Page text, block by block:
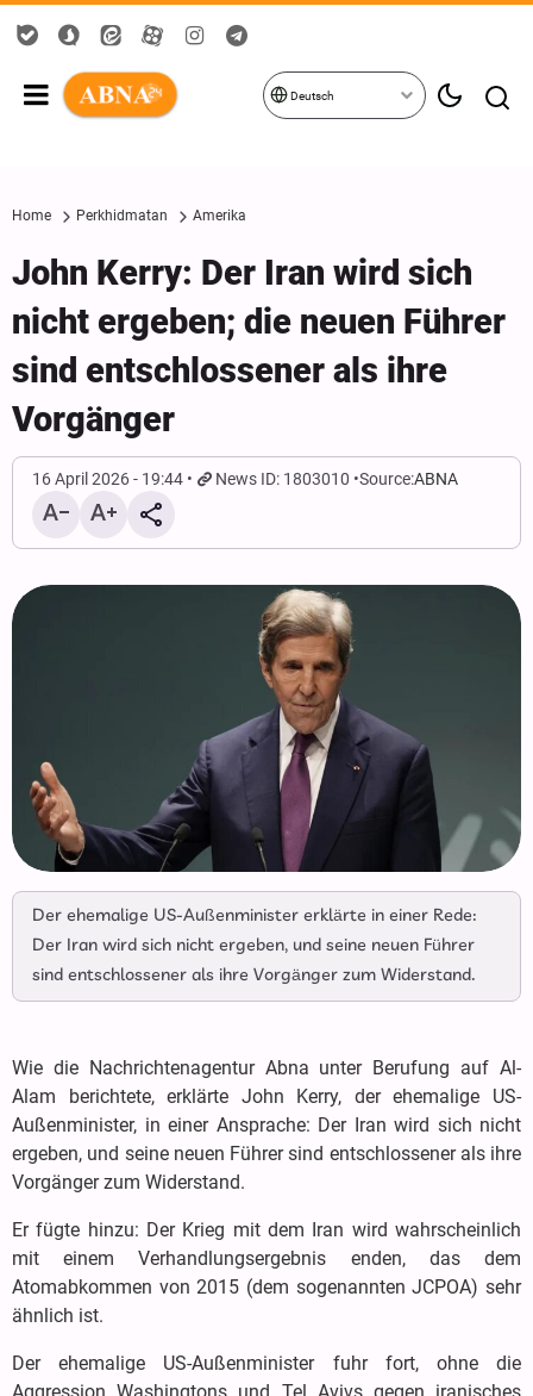
Deutsch
Home Perkhidmatan Amerika
John Kerry: Der Iran wird sich
nicht ergeben; die neuen Führer
sind entschlossener als ihre
Vorgänger
16 April 2026 - 19:44 News ID: 1803010 Source:ABNA
Der ehemalige US-Außenminister erklärte in einer Rede:
Der Iran wird sich nicht ergeben, und seine neuen Führer
sind entschlossener als ihre Vorgänger zum Widerstand.
Wie die Nachrichtenagentur Abna unter Berufung auf Al-
Alam berichtete, erklärte John Kerry, der ehemalige US-
Außenminister, in einer Ansprache: Der Iran wird sich nicht
ergeben, und seine neuen Führer sind entschlossener als ihre
Vorgänger zum Widerstand.
Er fügte hinzu: Der Krieg mit dem Iran wird wahrscheinlich
mit einem Verhandlungsergebnis enden, das dem
Atomabkommen von 2015 (dem sogenannten JCPOA) sehr
ähnlich ist.
Der ehemalige US-Außenminister fuhr fort, ohne die